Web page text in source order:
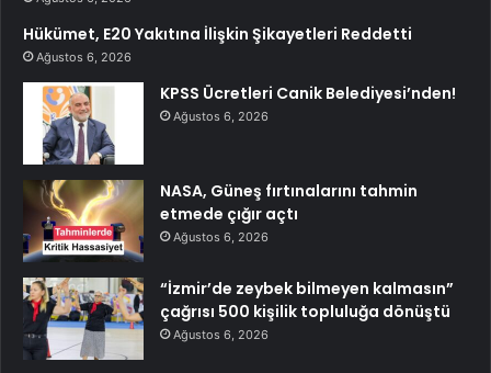
Hükümet, E20 Yakıtına İlişkin Şikayetleri Reddetti
Ağustos 6, 2026
KPSS Ücretleri Canik Belediyesi’nden!
Ağustos 6, 2026
NASA, Güneş fırtınalarını tahmin
etmede çığır açtı
Ağustos 6, 2026
“İzmir’de zeybek bilmeyen kalmasın”
çağrısı 500 kişilik topluluğa dönüştü
Ağustos 6, 2026